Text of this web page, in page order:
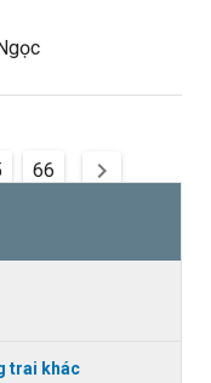
66
trai khác